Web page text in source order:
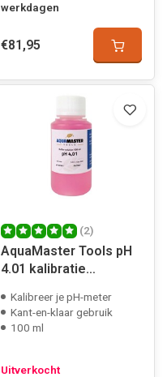
werkdagen
€81,95
(2)
AquaMaster Tools pH
4.01 kalibratie
Kalibreer je pH-meter
Kant-en-klaar gebruik
100 ml
Uitverkocht